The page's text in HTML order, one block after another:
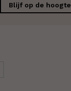
Blijf op de hoogte